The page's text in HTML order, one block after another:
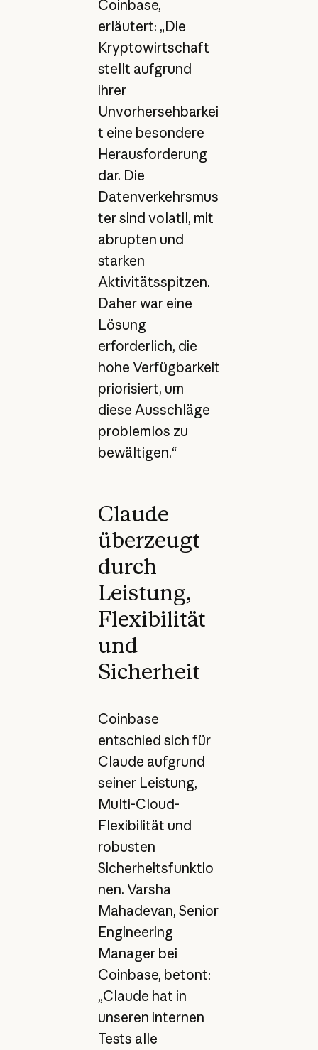
Coinbase,
erläutert: „Die
Kryptowirtschaft
stellt aufgrund
ihrer
Unvorhersehbarkei
t eine besondere
Herausforderung
dar. Die
Datenverkehrsmus
ter sind volatil, mit
abrupten und
starken
Aktivitätsspitzen.
Daher war eine
Lösung
erforderlich, die
hohe Verfügbarkeit
priorisiert, um
diese Ausschläge
problemlos zu
bewältigen.“
Claude
überzeugt
durch
Leistung,
Flexibilität
und
Sicherheit
Coinbase
entschied sich für
Claude aufgrund
seiner Leistung,
Multi-Cloud-
Flexibilität und
robusten
Sicherheitsfunktio
nen. Varsha
Mahadevan, Senior
Engineering
Manager bei
Coinbase, betont:
„Claude hat in
unseren internen
Tests alle